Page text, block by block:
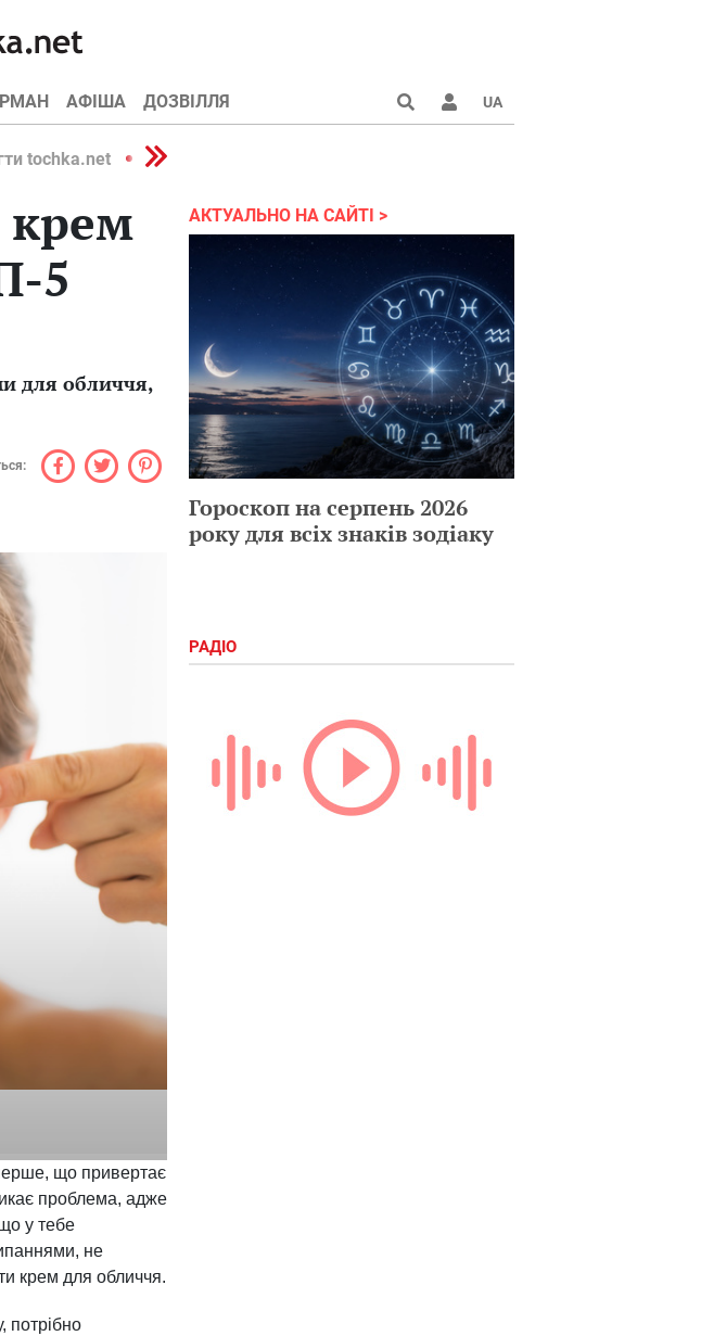
АФІША ДОЗВІЛЛЯ UA
tochka.net Війна в Україні 2022
крем
5
для обличчя,
що привертає
проблема, адже
у тебе
не
крем для обличчя.
потрібно
АКТУАЛЬНО НА САЙТІ
Гороскоп на серпень 2026
року для всіх знаків зодіаку
РАДІО